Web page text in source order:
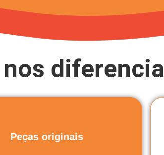
nos diferencia
Peças originais